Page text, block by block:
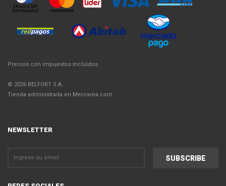
Precios con impuestos incluidos.
© 2026 BELFORT S.A..
Tienda administrada en Mercarea.com
NEWSLETTER